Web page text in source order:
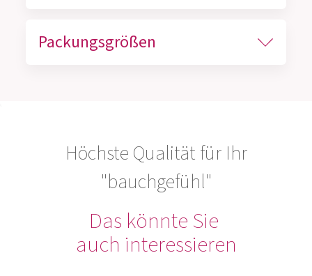
Packungsgrößen
Höchste Qualität für Ihr
"bauchgefühl"
Das könnte Sie
auch interessieren